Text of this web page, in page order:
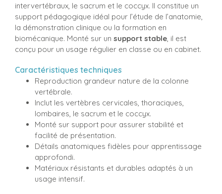
intervertébraux, le sacrum et le coccyx. Il constitue un
support pédagogique idéal pour l’étude de l’anatomie,
la démonstration clinique ou la formation en
biomécanique. Monté sur un support stable , il est
conçu pour un usage régulier en classe ou en cabinet.
Caractéristiques techniques
Reproduction grandeur nature de la colonne
vertébrale.
Inclut les vertèbres cervicales, thoraciques,
lombaires, le sacrum et le coccyx.
Monté sur support pour assurer stabilité et
facilité de présentation.
Détails anatomiques fidèles pour apprentissage
approfondi.
Matériaux résistants et durables adaptés à un
usage intensif.